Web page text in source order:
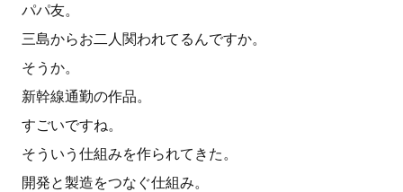
パパ友。
三島からお二人関われてるんですか。
そうか。
新幹線通勤の作品。
すごいですね。
そういう仕組みを作られてきた。
開発と製造をつなぐ仕組み。